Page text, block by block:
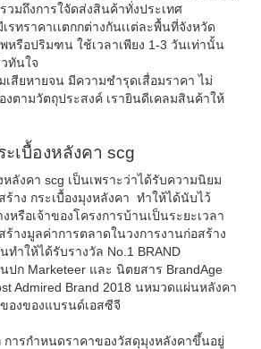
วมถึงการใจัดส่งสินค้าทั่งประเทศ
รทราคาเเตกกต่างกันเเต่ละพื้นที่จังหวัด
หรือปริมฑน ใช้เวลาเพียง 1-3 วันเท่านั้น
ทันใจ
สียหายจน มีความชำรุดเสื่อมราคา ไม่
งตามวัตถุประสงค์ เรายินดีเคลมสินค้าให้
เบื้องหลังคา scg
หลังคา scg เป็นเพราะว่าได้รับความนิยม
าง กระเบื้องมุงหลังคา ทำให้ได้นับไว้
หรือเจ้าของโครงการบ้านเป็นระยะเวลา
างมูลค่าการตลาดในวงการงานก่อสร้าง
ทำให้ได้รับรางวัล No.1 BRAND
ปก Marketeer และ นิตยสาร BrandAge
Admired Brand 2018 นหมวดแผ่นหลังคา
องของแบรนด์เอสซีจี
การกำหนดราคาของวัสดุมุงหลังคาขึ้นอยู่